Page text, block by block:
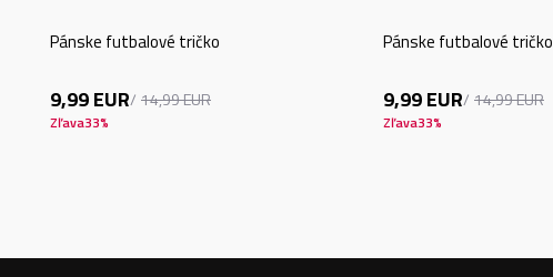
Pánske futbalové tričko
9,99EUR 14,99EUR
Zľava33%
Pánske futbalové tričko
9,99EUR 14,99EUR
Zľava33%